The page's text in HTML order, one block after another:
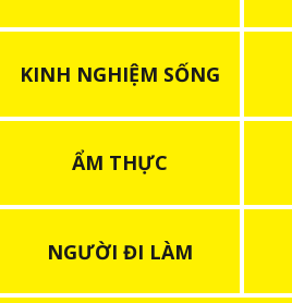
KINH NGHIỆM SỐNG
ẨM THỰC
NGƯỜI ĐI LÀM